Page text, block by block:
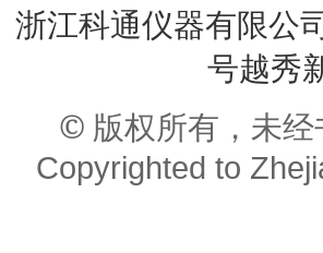
浙江科通仪器有限
号越秀
© 版权所有，未
Copyrighted to